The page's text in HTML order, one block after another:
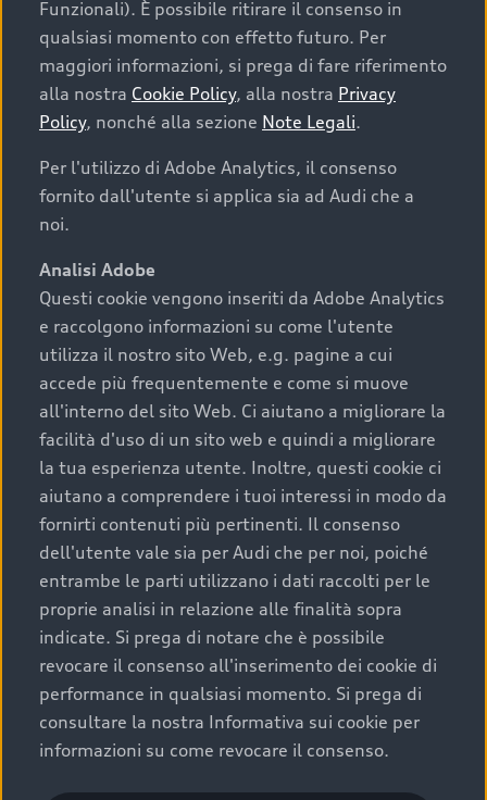
Cosa sapere prima di
acquistare la tua prossima
auto
I requisiti fondamentali da considerare prima di
acquistare un’auto usata, oltre al prezzo e all'aspetto,
chilometraggio: un valore contenuto corrisponde a
uno stato migliore del veicolo e a una maggiore
durata nel tempo;
cronologia dei tagliandi: una documentazione
completa della vettura certifica una manutenzione
costante e accurata;
condizioni della carrozzeria e degli interni: una
buona conservazione evidenzia cura e attenzione del
precedente proprietario;
efficienza meccanica: motore, trasmissione e
componenti principali in ottimo stato garantiscono
prestazioni affidabili e sicure.
Acquistare un’auto usata in una Concessionaria ufficiale
Audi che offre l’usato garantito tramite Audi Prima
Scelta :plus, significa affidarsi ad un prodotto che viene
sottoposto a 110 controlli approfonditi e coperto da
garanzia fino a 4 anni per una maggiore tutela del tuo
Funzionali). È possibile ritirare il consenso in
qualsiasi momento con effetto futuro. Per
maggiori informazioni, si prega di fare riferimento
alla nostra Cookie Policy, alla nostra Privacy
Policy, nonché alla sezione Note Legali.
Per l'utilizzo di Adobe Analytics, il consenso
fornito dall'utente si applica sia ad Audi che a
noi.
Analisi Adobe
Questi cookie vengono inseriti da Adobe Analytics
e raccolgono informazioni su come l'utente
utilizza il nostro sito Web, e.g. pagine a cui
accede più frequentemente e come si muove
all'interno del sito Web. Ci aiutano a migliorare la
facilità d'uso di un sito web e quindi a migliorare
la tua esperienza utente. Inoltre, questi cookie ci
aiutano a comprendere i tuoi interessi in modo da
fornirti contenuti più pertinenti. Il consenso
dell'utente vale sia per Audi che per noi, poiché
entrambe le parti utilizzano i dati raccolti per le
proprie analisi in relazione alle finalità sopra
indicate. Si prega di notare che è possibile
revocare il consenso all'inserimento dei cookie di
performance in qualsiasi momento. Si prega di
consultare la nostra Informativa sui cookie per
informazioni su come revocare il consenso.